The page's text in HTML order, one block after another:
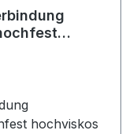
hochviskos